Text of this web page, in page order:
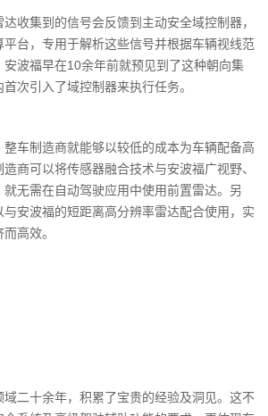
收集到的信号会反馈到主动安全域控制器，
台，专用于解析这些信号并根据车辆视线范
安波福早在10余年前就预见到了这种朝向集
次引入了域控制器来执行任务。
车制造商就能够以较低的成本为车辆配备高
商可以将传感器融合技术与安波福广视野、
无需在自动驾驶应用中使用前置雷达。另
安波福的短距离高分辨率雷达配合使用，实
高效。
二十余年，积累了宝贵的经验及洞见。这不